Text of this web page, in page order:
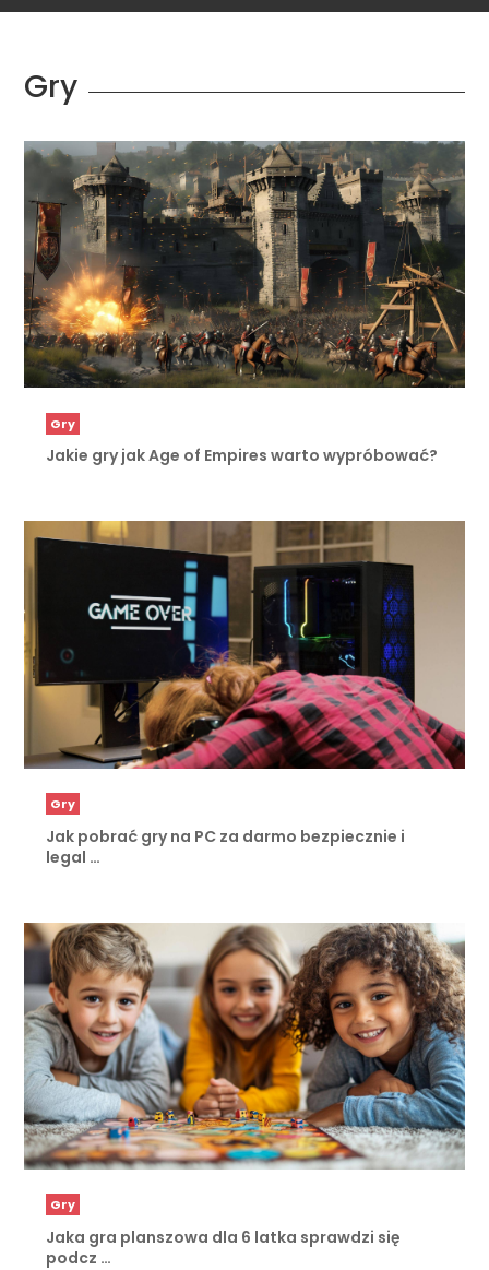
Gry
Gry
Jakie gry jak Age of Empires warto wypróbować?
Gry
Jak pobrać gry na PC za darmo bezpiecznie i
legal …
Gry
Jaka gra planszowa dla 6 latka sprawdzi się
podcz …